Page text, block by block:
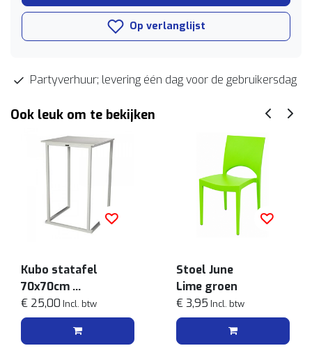
Op verlanglijst
Partyverhuur; levering één dag voor de gebruikersdag
Ook leuk om te bekijken
Kubo statafel
70x70cm
Wit
€ 25,00 Incl. btw
Stoel June
Lime groen
€ 3,95 Incl. btw